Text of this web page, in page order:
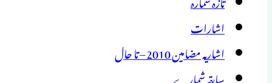
اشارات
اشاریہ مضامین 2010 – تا حال
سابقہ شمارے